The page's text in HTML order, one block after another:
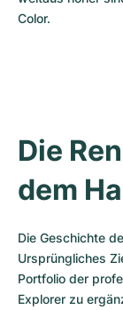
Color.
Die
dem
Die Geschichte
Ursprüngliches
Portfolio der
Explorer zu